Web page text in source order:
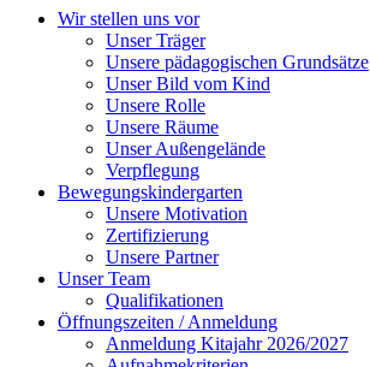
Wir stellen uns vor
Unser Träger
Unsere pädagogischen Grundsätze
Unser Bild vom Kind
Unsere Rolle
Unsere Räume
Unser Außengelände
Verpflegung
Bewegungskindergarten
Unsere Motivation
Zertifizierung
Unsere Partner
Unser Team
Qualifikationen
Öffnungszeiten / Anmeldung
Anmeldung Kitajahr 2026/2027